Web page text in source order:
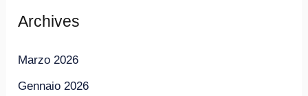
Archives
Marzo 2026
Gennaio 2026